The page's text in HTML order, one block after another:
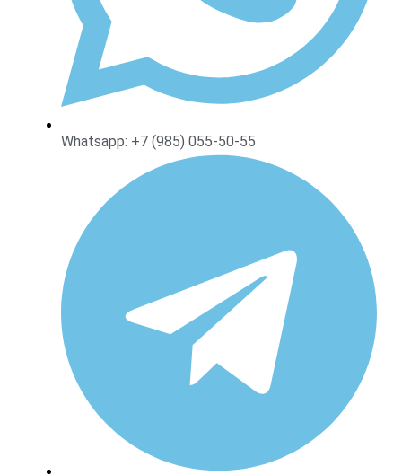
Whatsapp: +7 (985) 055-50-55